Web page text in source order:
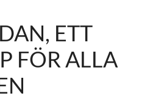
ETT
FÖR ALLA